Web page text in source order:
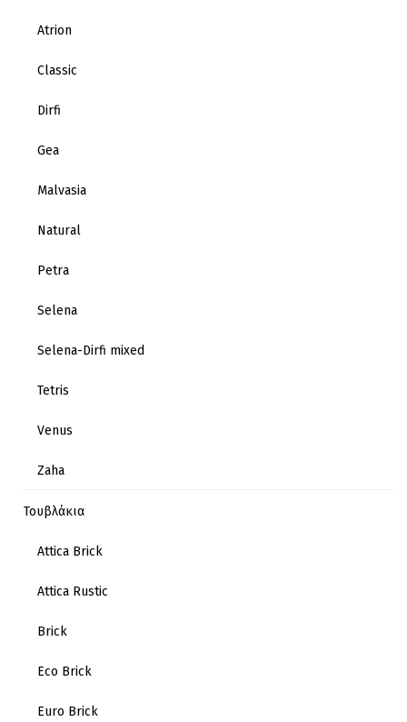
Atrion
Classic
Dirfi
Gea
Malvasia
Natural
Petra
Selena
Selena-Dirfi mixed
Tetris
Venus
Zaha
Τουβλάκια
Attica Brick
Attica Rustic
Brick
Eco Brick
Euro Brick